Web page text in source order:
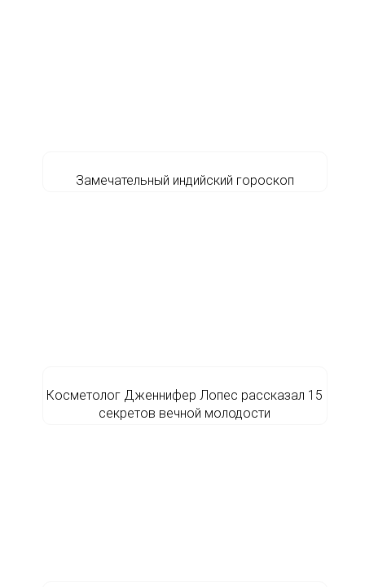
Замечательный индийский гороскоп
Косметолог Дженнифер Лопес рассказал 15
секретов вечной молодости